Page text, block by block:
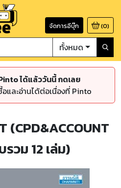
จัดการอีบุ๊ก (0)
ทั้งหมด
ได้แล้ววันนี้ กดเลย
และอ่านได้ต่อเนื่องที่ Pinto
(CPD&ACCOUNT
วม 12 เล่ม)